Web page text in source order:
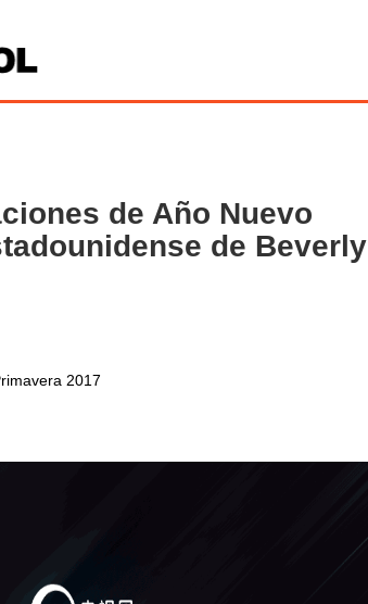
de Año Nuevo
de Beverly
2017